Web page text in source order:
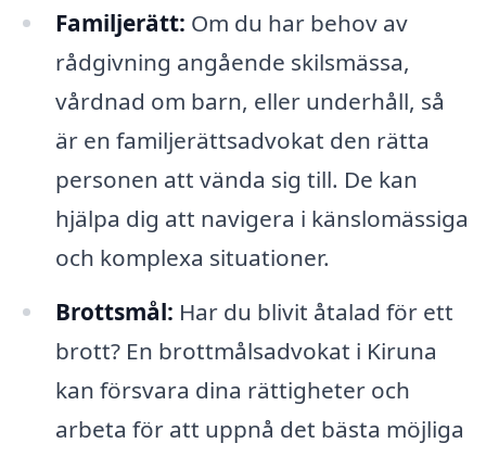
Familjerätt: Om du har behov av
rådgivning angående skilsmässa,
vårdnad om barn, eller underhåll, så
är en familjerättsadvokat den rätta
personen att vända sig till. De kan
hjälpa dig att navigera i känslomässiga
och komplexa situationer.
Brottsmål: Har du blivit åtalad för ett
brott? En brottmålsadvokat i Kiruna
kan försvara dina rättigheter och
arbeta för att uppnå det bästa möjliga